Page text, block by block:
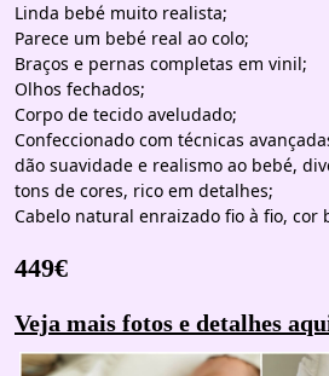
Linda bebé muito realista;
Parece um bebé real ao colo;
Braços e pernas completas em vinil;
Olhos fechados;
Corpo de tecido aveludado;
Confeccionado com técnicas
dão suavidade e realismo ao bebé,
tons de cores, rico em detalhes;
Cabelo natural enraizado fio à fio, cor
449€
Veja mais fotos e detalhes